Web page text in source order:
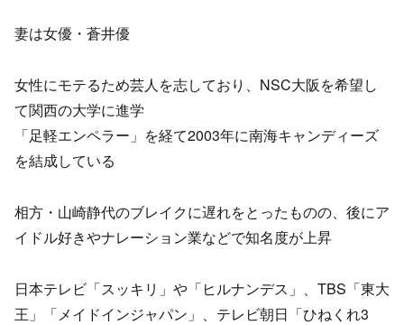
妻は女優・蒼井優
女性にモテるため芸人を志しており、NSC大阪を希望し
て関西の大学に進学
「足軽エンペラー」を経て2003年に南海キャンディーズ
を結成している
相方・山崎静代のブレイクに遅れをとったものの、後にア
イドル好きやナレーション業などで知名度が上昇
日本テレビ「スッキリ」や「ヒルナンデス」、TBS「東大
王」「メイドインジャパン」、テレビ朝日「ひねくれ3